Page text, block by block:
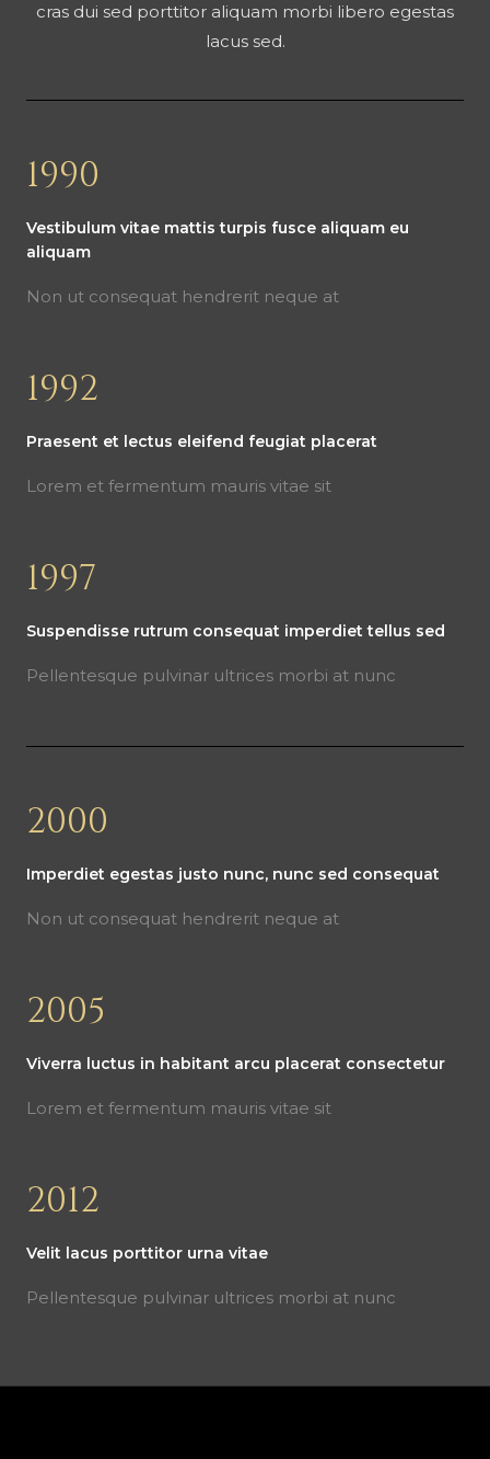
cras dui sed porttitor aliquam morbi libero egestas
lacus sed.
1990
Vestibulum vitae mattis turpis fusce aliquam eu
aliquam
Non ut consequat hendrerit neque at
1992
Praesent et lectus eleifend feugiat placerat
Lorem et fermentum mauris vitae sit
1997
Suspendisse rutrum consequat imperdiet tellus sed
Pellentesque pulvinar ultrices morbi at nunc
2000
Imperdiet egestas justo nunc, nunc sed consequat
Non ut consequat hendrerit neque at
2005
Viverra luctus in habitant arcu placerat consectetur
Lorem et fermentum mauris vitae sit
2012
Velit lacus porttitor urna vitae
Pellentesque pulvinar ultrices morbi at nunc